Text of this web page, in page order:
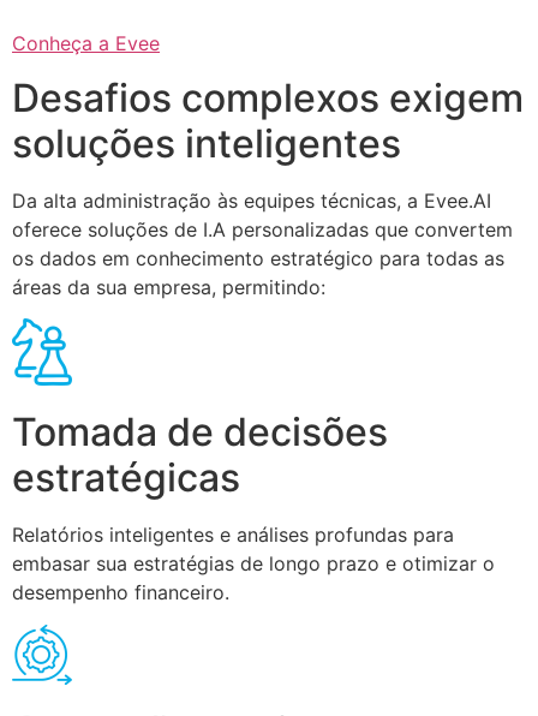
Conheça a Evee
Desafios complexos exigem
soluções inteligentes
Da alta administração às equipes técnicas, a Evee.AI
oferece soluções de I.A personalizadas que convertem
os dados em conhecimento estratégico para todas as
áreas da sua empresa, permitindo:
Tomada de decisões
estratégicas
Relatórios inteligentes e análises profundas para
embasar sua estratégias de longo prazo e otimizar o
desempenho financeiro.